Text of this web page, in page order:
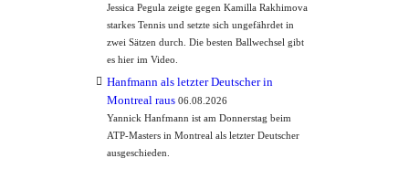
Jessica Pegula zeigte gegen Kamilla Rakhimova
starkes Tennis und setzte sich ungefährdet in
zwei Sätzen durch. Die besten Ballwechsel gibt
es hier im Video.
Hanfmann als letzter Deutscher in
Montreal raus 06.08.2026
Yannick Hanfmann ist am Donnerstag beim
ATP-Masters in Montreal als letzter Deutscher
ausgeschieden.